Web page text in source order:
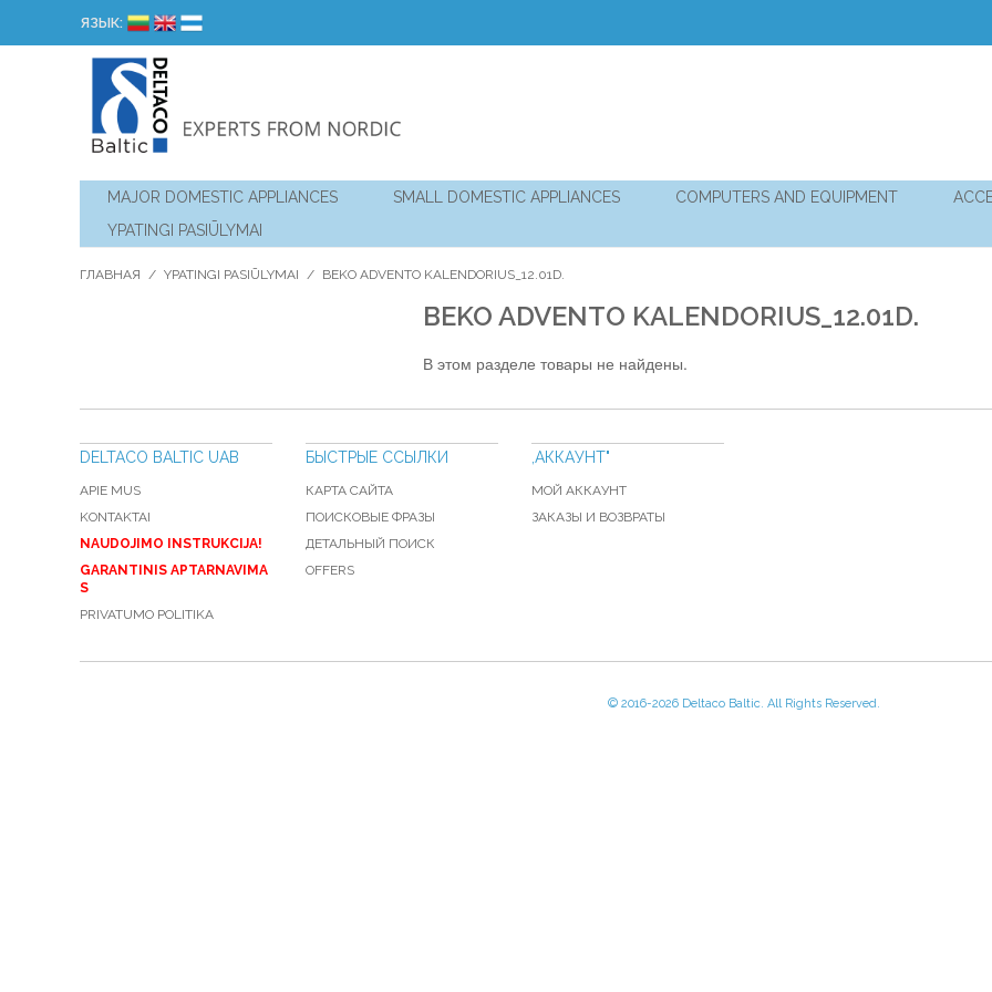
ЯЗЫК:
MAJOR DOMESTIC APPLIANCES SMALL DOMESTIC APPLIANCES COMPUTERS AND EQUIPMENT
YPATINGI PASIŪLYMAI
ГЛАВНАЯ / YPATINGI PASIŪLYMAI / BEKO ADVENTO KALENDORIUS_12.01D.
BEKO ADVENTO KALENDORIUS_12.01D.
В этом разделе товары не найдены.
DELTACO BALTIC UAB
APIE MUS
KONTAKTAI
NAUDOJIMO INSTRUKCIJA!
GARANTINIS APTARNAVIMA
S
PRIVATUMO POLITIKA
БЫСТРЫЕ ССЫЛКИ
КАРТА САЙТА
ПОИСКОВЫЕ ФРАЗЫ
ДЕТАЛЬНЫЙ ПОИСК
OFFERS
,АККАУНТ"
МОЙ АККАУНТ
ЗАКАЗЫ И ВОЗВРАТЫ
© 2016-2026 Deltaco Baltic. All Rights Reserved.